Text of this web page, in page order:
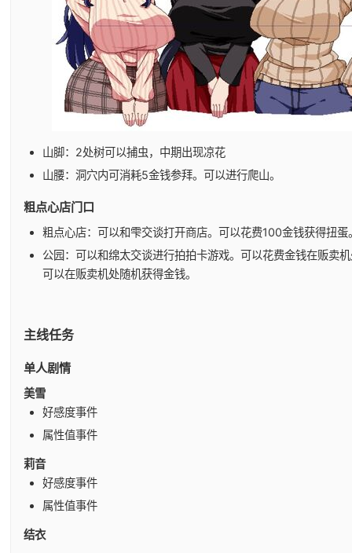
山脚：2处树可以捕虫，中期出现凉花
山腰：洞穴内可消耗5金钱参拜。可以进行爬山。
粗点心店门口
粗点心店：可以和雫交谈打开商店。可以花费100金钱获得扭蛋
公园：可以和绵太交谈进行拍拍卡游戏。可以花费金钱在贩卖
可以在贩卖机处随机获得金钱。
主线任务
单人剧情
美雪
好感度事件
属性值事件
莉音
好感度事件
属性值事件
结衣